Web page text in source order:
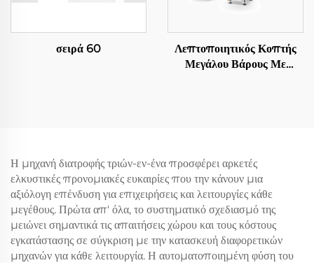
σειρά 60
Λεπτοποιητικός Κοπτής
Μεγάλου Βάρους Με
Η μηχανή διατροφής τριών-εν-ένα προσφέρει αρκετές
ελκυστικές προνομιακές ευκαιρίες που την κάνουν μια
αξιόλογη επένδυση για επιχειρήσεις και λειτουργίες κάθε
μεγέθους. Πρώτα απ' όλα, το συστηματικό σχεδιασμό της
μειώνει σημαντικά τις απαιτήσεις χώρου και τους κόστους
εγκατάστασης σε σύγκριση με την κατασκευή διαφορετικών
μηχανών για κάθε λειτουργία. Η αυτοματοποιημένη φύση του